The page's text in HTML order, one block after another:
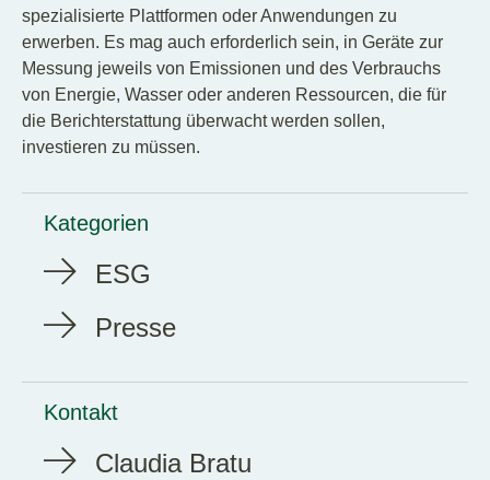
spezialisierte Plattformen oder Anwendungen zu
erwerben. Es mag auch erforderlich sein, in Geräte zur
Messung jeweils von Emissionen und des Verbrauchs
von Energie, Wasser oder anderen Ressourcen, die für
die Berichterstattung überwacht werden sollen,
investieren zu müssen.
Kategorien
ESG
Presse
Kontakt
Claudia Bratu